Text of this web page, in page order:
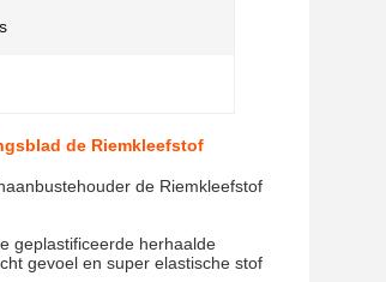
de Riemkleefstof
de Riemkleefstof
geplastificeerde herhaalde
gevoel en super elastische stof